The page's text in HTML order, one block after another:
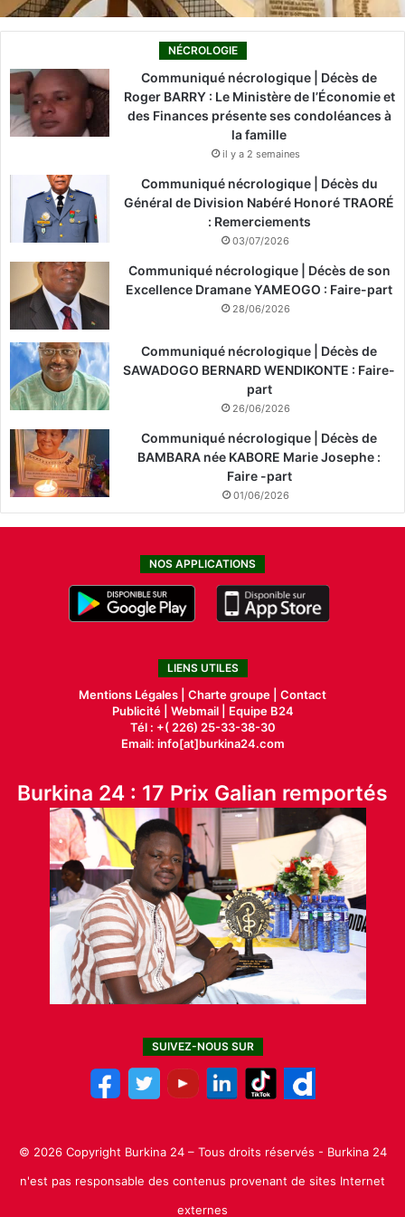
NÉCROLOGIE
Communiqué nécrologique | Décès de
Roger BARRY : Le Ministère de l’Économie et
des Finances présente ses condoléances à
la famille
il y a 2 semaines
Communiqué nécrologique | Décès du
Général de Division Nabéré Honoré TRAORÉ
: Remerciements
03/07/2026
Communiqué nécrologique | Décès de son
Excellence Dramane YAMEOGO : Faire-part
28/06/2026
Communiqué nécrologique | Décès de
SAWADOGO BERNARD WENDIKONTE : Faire-
part
26/06/2026
Communiqué nécrologique | Décès de
BAMBARA née KABORE Marie Josephe :
Faire -part
01/06/2026
NOS APPLICATIONS
LIENS UTILES
Mentions Légales | Charte groupe | Contact
Publicité| Webmail |
Equipe B24
Tél : +( 226) 25-33-38-30
Email: info[at]burkina24.com
Burkina 24 : 17 Prix Galian remportés
SUIVEZ-NOUS SUR
© 2026 Copyright Burkina 24 – Tous droits réservés - Burkina 24
n'est pas responsable des contenus provenant de sites Internet
externes